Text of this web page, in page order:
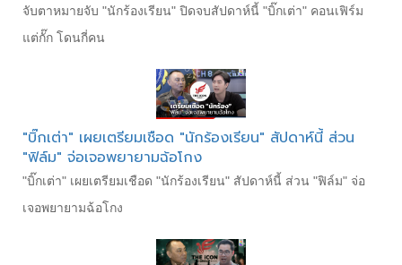
จับตาหมายจับ "นักร้องเรียน" ปิดจบสัปดาห์นี้ "บิ๊กเต่า" คอนเฟิร์ม
แต่กั๊ก โดนกี่คน
"บิ๊กเต่า" เผยเตรียมเชือด "นักร้องเรียน" สัปดาห์นี้ ส่วน
"ฟิล์ม" จ่อเจอพยายามฉ้อโกง
"บิ๊กเต่า" เผยเตรียมเชือด "นักร้องเรียน" สัปดาห์นี้ ส่วน "ฟิล์ม" จ่อ
เจอพยายามฉ้อโกง